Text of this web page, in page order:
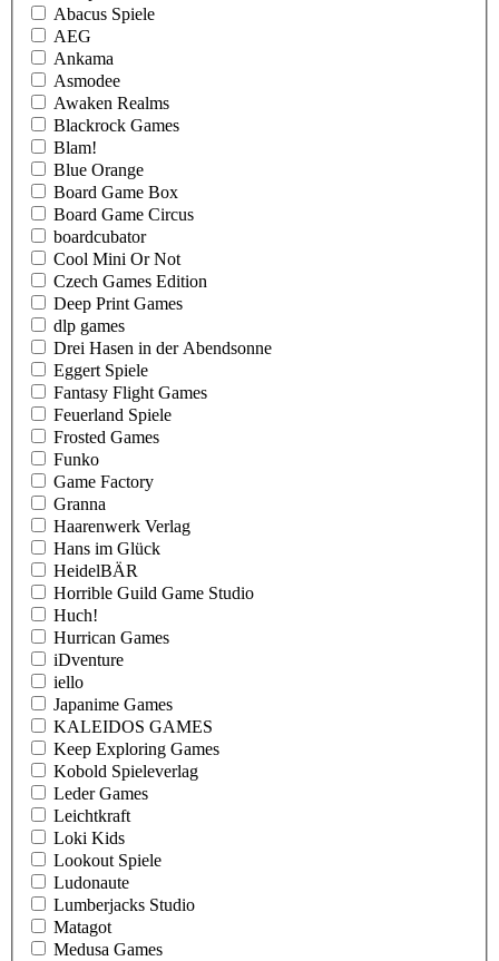
Abacus Spiele
AEG
Ankama
Asmodee
Awaken Realms
Blackrock Games
Blam!
Blue Orange
Board Game Box
Board Game Circus
boardcubator
Cool Mini Or Not
Czech Games Edition
Deep Print Games
dlp games
Drei Hasen in der Abendsonne
Eggert Spiele
Fantasy Flight Games
Feuerland Spiele
Frosted Games
Funko
Game Factory
Granna
Haarenwerk Verlag
Hans im Glück
HeidelBÄR
Horrible Guild Game Studio
Huch!
Hurrican Games
iDventure
iello
Japanime Games
KALEIDOS GAMES
Keep Exploring Games
Kobold Spieleverlag
Leder Games
Leichtkraft
Loki Kids
Lookout Spiele
Ludonaute
Lumberjacks Studio
Matagot
Medusa Games